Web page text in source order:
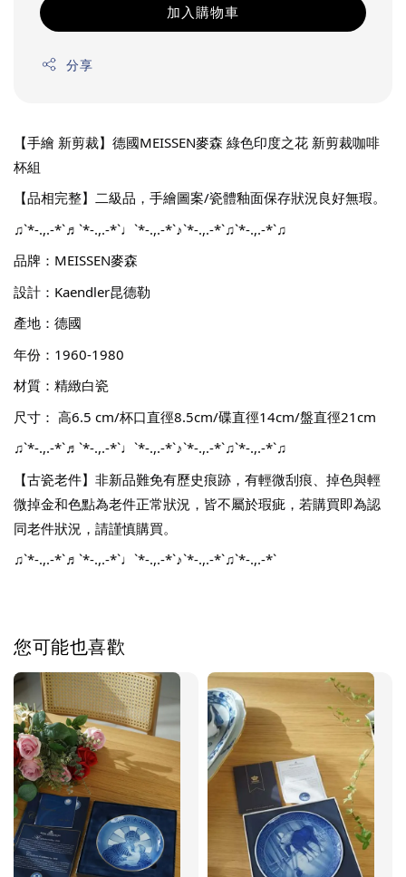
加入購物車
分享
【手繪 新剪裁】德國MEISSEN麥森 綠色印度之花 新剪裁咖啡
杯組
【品相完整】二級品，手繪圖案/瓷體釉面保存狀況良好無瑕。
♫`*-.,.-*`♬`*-.,.-*`♩`*-.,.-*`♪`*-.,.-*`♫`*-.,.-*`♫
品牌：MEISSEN麥森
設計：Kaendler昆德勒
產地：德國
年份：1960-1980
材質：精緻白瓷
尺寸： 高6.5 cm/杯口直徑8.5cm/碟直徑14cm/盤直徑21cm
♫`*-.,.-*`♬`*-.,.-*`♩`*-.,.-*`♪`*-.,.-*`♫`*-.,.-*`♫
【古瓷老件】非新品難免有歷史痕跡，有輕微刮痕、掉色與輕
微掉金和色點為老件正常狀況，皆不屬於瑕疵，若購買即為認
同老件狀況，請謹慎購買。
♫`*-.,.-*`♬`*-.,.-*`♩`*-.,.-*`♪`*-.,.-*`♫`*-.,.-*`
您可能也喜歡